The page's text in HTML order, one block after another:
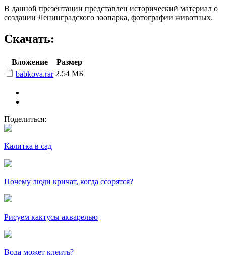
В данной презентации представлен исторический материал о
создании Ленинградского зоопарка, фотографии животных.
Скачать:
Вложение
Размер
babkova.rar 2.54 МБ
Поделиться:
Калитка в сад
Почему люди кричат, когда ссорятся?
Рисуем кактусы акварелью
Вода может клеить?